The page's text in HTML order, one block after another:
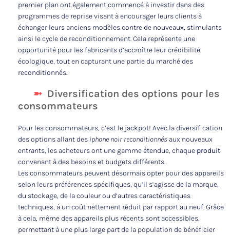
premier plan ont également commencé à investir dans des
programmes de reprise visant à encourager leurs clients à
échanger leurs anciens modèles contre de nouveaux, stimulants
ainsi le cycle de reconditionnement. Cela représente une
opportunité pour les fabricants d’accroître leur crédibilité
écologique, tout en capturant une partie du marché des
reconditionnés.
Diversification des options pour les
consommateurs
Pour les consommateurs, c’est le jackpot! Avec la diversification
des options allant des iphone noir reconditionnés aux nouveaux
entrants, les acheteurs ont une gamme étendue, chaque produit
convenant à des besoins et budgets différents.
Les consommateurs peuvent désormais opter pour des appareils
selon leurs préférences spécifiques, qu’il s’agisse de la marque,
du stockage, de la couleur ou d’autres caractéristiques
techniques, à un coût nettement réduit par rapport au neuf. Grâce
à cela, même des appareils plus récents sont accessibles,
permettant à une plus large part de la population de bénéficier